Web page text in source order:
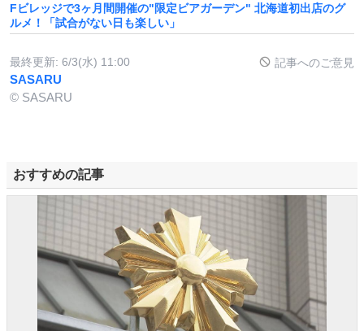
Fビレッジで3ヶ月間開催の"限定ビアガーデン" 北海道初出店のグ
ルメ！「試合がない日も楽しい」
最終更新: 6/3(水) 11:00 記事へのご意見
SASARU
© SASARU
おすすめの記事